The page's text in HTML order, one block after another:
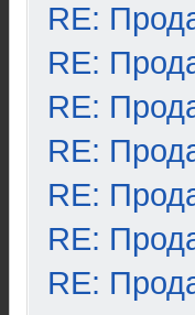
RE:
RE:
RE:
RE:
RE:
RE:
RE: